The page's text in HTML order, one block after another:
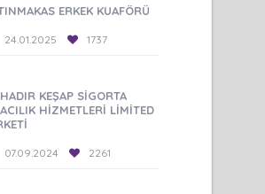
ERKEK KUAFÖRÜ
24.01.2025 1737
KEŞAP SİGORTA
HİZMETLERİ LİMİTED
07.09.2024 2261